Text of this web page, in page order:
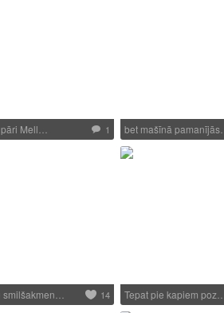
Mell… 1 bet mašīnā pamanījās…
14 Tepat pie kapiem poz…